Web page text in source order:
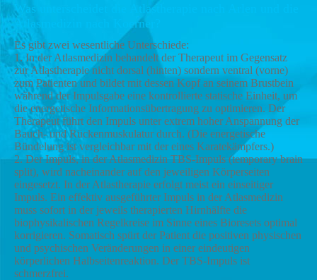
Was unterscheidet die Atlastherapie nach Arlen und die
Atlasmedizin nach Koerner?
Es gibt zwei wesentliche Unterschiede:
1. In der Atlasmedizin behandelt der Therapeut im Gegensatz
zur Atlastherapie nicht dorsal (hinten) sondern ventral (vorne)
zum Patienten und bildet mit dessen Kopf an seinem Brustbein
während der Impulsgabe eine kontrollierte statische Einheit, um
die energetische Informationsübertragung zu optimieren. Der
Therapeut führt den Impuls unter extrem hoher Anspannung der
Bauch- und Rückenmuskulatur durch. (Die energetische
Bündelung ist vergleichbar mit der eines Karatekämpfers.)
2. Der Impuls, in der Atlasmedizin TBS-Impuls (temporary brain
split), wird nacheinander auf den jeweiligen Körperseiten
eingesetzt. In der Atlastherapie erfolgt meist ein einseitiger
Impuls. Ein effektiv ausgeführter Impuls in der Atlasmedizin
muss sofort in der jeweils therapierten Hirnhälfte die
biophysikalischen Regelkreise im Sinne eines Bioresets optimal
korrigieren. Somatisch spürt der Patient die positiven physischen
und psychischen Veränderungen in einer eindeutigen
körperlichen Halbseitenreaktion. Der TBS-Impuls ist
schmerzfrei.